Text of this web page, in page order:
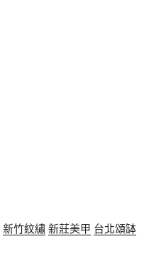
新竹紋繡新莊美甲 台北頌缽